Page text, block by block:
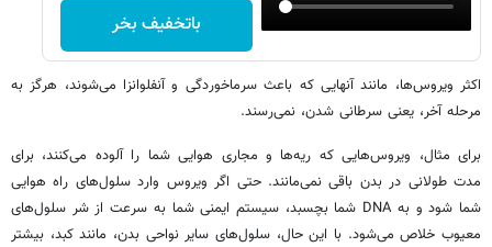
باتخفیف بخر
اکثر ویروس‌ها، مانند آنهایی که باعث سرماخوردگی و آنفلوانزا می‌شوند، هرگز به
مرحله آخر، یعنی سرطانی شدن، نمی‌رسند.
برای مثال، ویروس‌هایی که ریه‌ها و مجاری هوایی شما را آلوده می‌کنند، برای
مدت طولانی در بدن باقی نمی‌مانند. حتی اگر ویروس وارد سلول‌های راه هوایی
شما شود و به DNA شما بچسبد، سیستم ایمنی شما به سرعت از شر سلول‌های
معیوب خلاص می‌شود. با این حال، سلول‌های سایر نواحی بدن، مانند کبد، بیشتر